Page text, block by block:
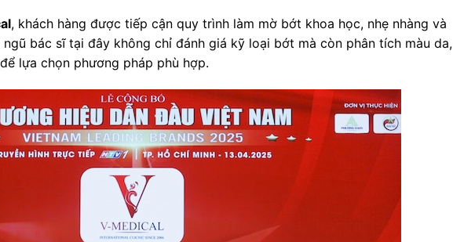
, khách hàng được tiếp cận quy trình làm mờ bớt khoa học, nhẹ nhàng và
bác sĩ tại đây không chỉ đánh giá kỹ loại bớt mà còn phân tích màu da,
lựa chọn phương pháp phù hợp.